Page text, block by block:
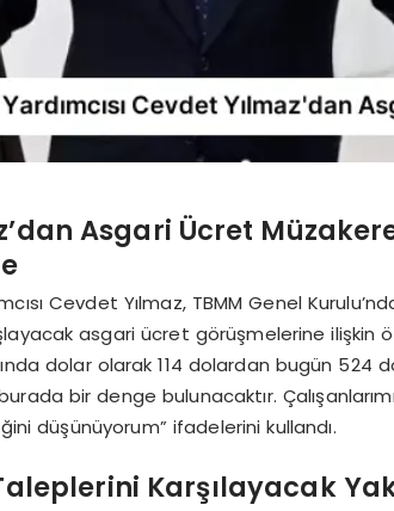
Asgari Ücret
Cevdet Yılmaz, TBMM Genel
asgari ücret görüşmelerine ilişkin
dolar olarak 114 dolardan bugün 524
bir denge bulunacaktır.
düşünüyorum” ifadelerini kullandı.
Karşılayacak